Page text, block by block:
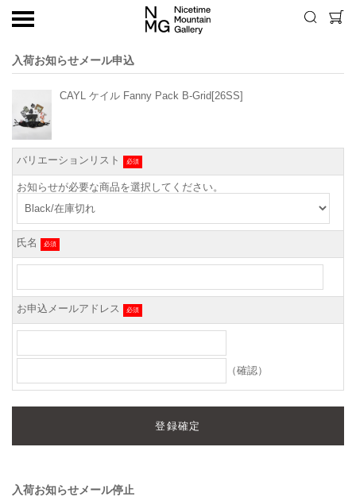
入荷お知らせメール申込
CAYL ケイル Fanny Pack B-Grid[26SS]
バリエーションリスト 必須
お知らせが必要な商品を選択してください。
氏名 必須
お申込メールアドレス 必須
（確認）
入荷お知らせメール停止